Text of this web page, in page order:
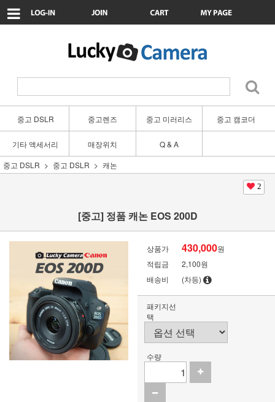
중고 DSLR 중고렌즈 중고 미러리스 중고 캠코더
기타 액세서리 매장위치
Q & A
중고 DSLR
중고 DSLR 캐논
2
[중고] 정품 캐논 EOS 200D
상품가 430,000원
적립금
2,100원
배송비
(차등)
패키지선
택
수량